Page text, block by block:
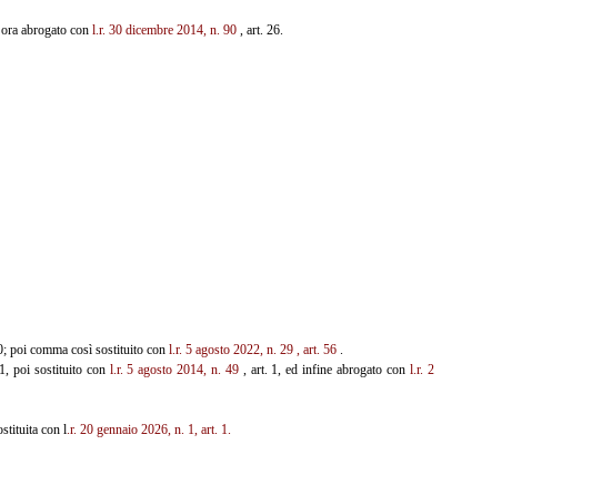
abrogato con l.r. 30 dicembre 2014, n. 90, art. 26.
poi comma così sostituito con l.r. 5 agosto 2022, n. 29 , art. 56.
poi sostituito con l.r. 5 agosto 2014, n. 49, art. 1, ed infine abrogato con l.r. 2
con l.r. 20 gennaio 2026, n. 1, art. 1.